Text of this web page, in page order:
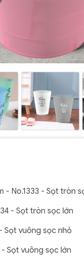
- No.1333 - Sọt tròn
- Sọt tròn sọc lớn
Sọt vuông sọc nhỏ
- Sọt vuông sọc lớn